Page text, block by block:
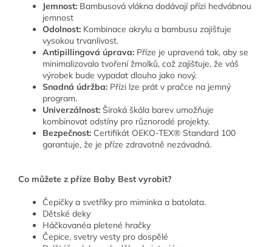
Jemnost: Bambusová vlákna dodávají přízi hedvábnou
jemnost
Odolnost: Kombinace akrylu a bambusu zajišťuje
vysokou trvanlivost.
Antipillingová úprava: Příze je upravená tak, aby se
minimalizovalo tvoření žmolků, což zajišťuje, že váš
výrobek bude vypadat dlouho jako nový.
Snadná údržba: Přízi lze prát v pračce na jemný
program.
Univerzálnost: Široká škála barev umožňuje
kombinovat odstíny pro různorodé projekty.
Bezpečnost: Certifikát OEKO-TEX® Standard 100
garantuje, že je příze zdravotně nezávadná.
Co můžete z příze Baby Best vyrobit?
Čepičky a svetříky pro miminka a batolata.
Dětské deky
Háčkovanéa pletené hračky
Čepice, svetry vesty pro dospělé